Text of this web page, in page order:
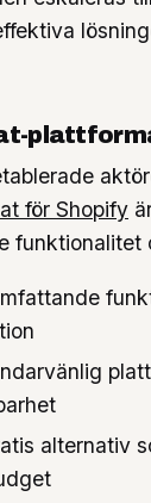
för Shopify
funktionalitet
alternativ